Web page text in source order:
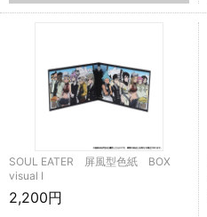
SOUL EATER 屏風型色紙 BOX
visual Ⅰ
2,200円